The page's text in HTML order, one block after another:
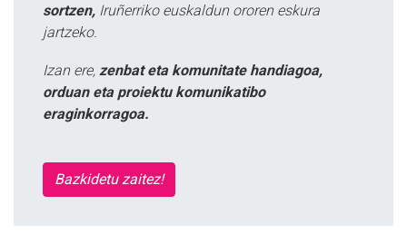
sortzen, Iruñerriko euskaldun ororen eskura
jartzeko.
Izan ere, zenbat eta komunitate handiagoa,
orduan eta proiektu komunikatibo
eraginkorragoa.
Bazkidetu zaitez!